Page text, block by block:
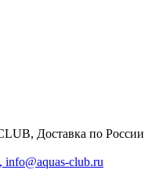
Доставка по России
info@aquas-club.ru